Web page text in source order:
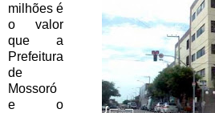
milhões é
o valor
que a
Prefeitura
de
Mossoró
e o